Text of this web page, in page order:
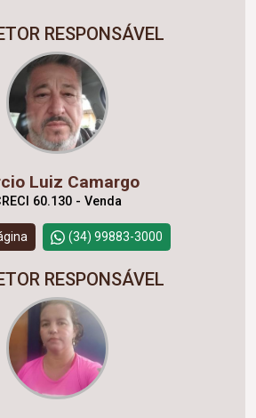
RESPONSÁVEL
Luiz Camargo
60.130 - Venda
(34) 99883-3000
RESPONSÁVEL